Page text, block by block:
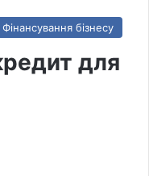
Фінансування бізнесу
для